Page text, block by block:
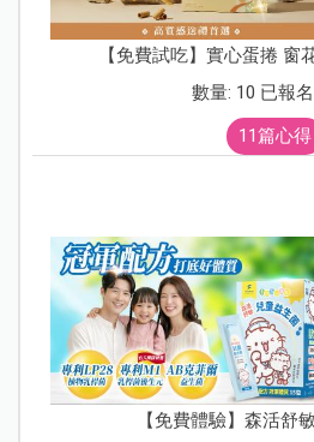
【免費試吃】實心蛋捲 窗
數量: 10 已報
11篇心得
【免費體驗】森活舒